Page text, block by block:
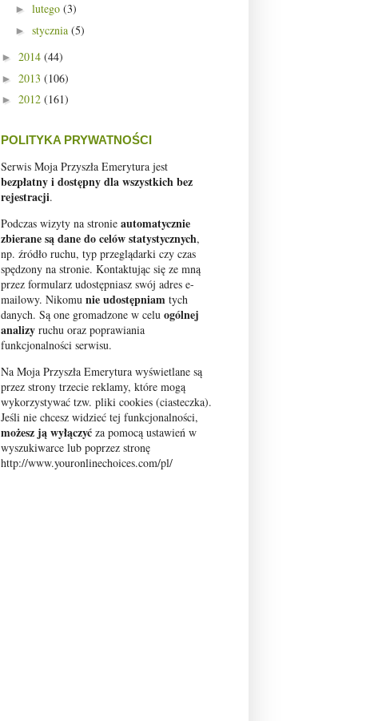
► lutego (3)
► stycznia (5)
► 2014 (44)
► 2013 (106)
► 2012 (161)
POLITYKA PRYWATNOŚCI
Serwis Moja Przyszła Emerytura jest
bezpłatny i dostępny dla wszystkich bez
rejestracji.
Podczas wizyty na stronie automatycznie
zbierane są dane do celów statystycznych,
np. źródło ruchu, typ przeglądarki czy czas
spędzony na stronie. Kontaktując się ze mną
przez formularz udostępniasz swój adres e-
mailowy. Nikomu nie udostępniam tych
danych. Są one gromadzone w celu ogólnej
analizy ruchu oraz poprawiania
funkcjonalności serwisu.
Na Moja Przyszła Emerytura wyświetlane są
przez strony trzecie reklamy, które mogą
wykorzystywać tzw. pliki cookies (ciasteczka).
Jeśli nie chcesz widzieć tej funkcjonalności,
możesz ją wyłączyć za pomocą ustawień w
wyszukiwarce lub poprzez stronę
http://www.youronlinechoices.com/pl/